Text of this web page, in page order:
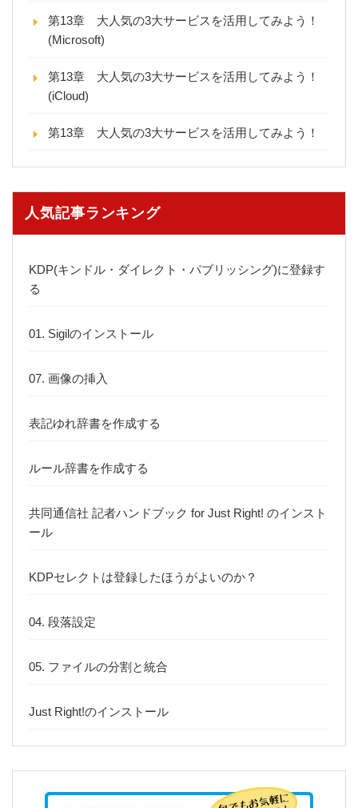
第13章 大人気の3大サービスを活用してみよう！
(Microsoft)
第13章 大人気の3大サービスを活用してみよう！
(iCloud)
第13章 大人気の3大サービスを活用してみよう！
人気記事ランキング
KDP(キンドル・ダイレクト・パブリッシング)に登録す
る
01. Sigilのインストール
07. 画像の挿入
表記ゆれ辞書を作成する
ルール辞書を作成する
共同通信社 記者ハンドブック for Just Right! のインスト
ール
KDPセレクトは登録したほうがよいのか？
04. 段落設定
05. ファイルの分割と統合
Just Right!のインストール